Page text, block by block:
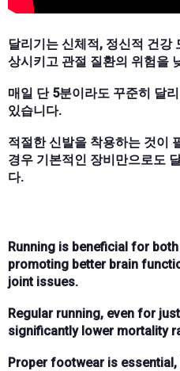
달리기는 신체적, 정신적 건강
상시키고 관절 질환의 위험을
매일 단 5분이라도 꾸준히 달
있습니다.
적절한 신발을 착용하는 것이
경우 기본적인 장비만으로도
다.
Running is beneficial for
promoting better brain
joint issues.
Regular running, even for
significantly lower mortality
Proper footwear is